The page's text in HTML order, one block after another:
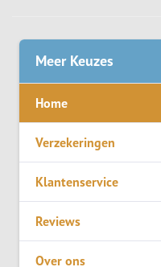
Meer Keuzes
Home
Verzekeringen
Klantenservice
Reviews
Over ons